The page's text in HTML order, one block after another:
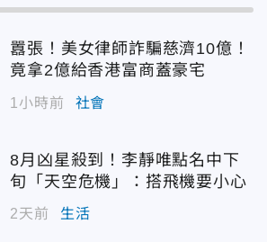
囂張！美女律師詐騙慈濟10億！
竟拿2億給香港富商蓋豪宅
1小時前 社會
8月凶星殺到！李靜唯點名中下
旬「天空危機」：搭飛機要小心
2天前 生活